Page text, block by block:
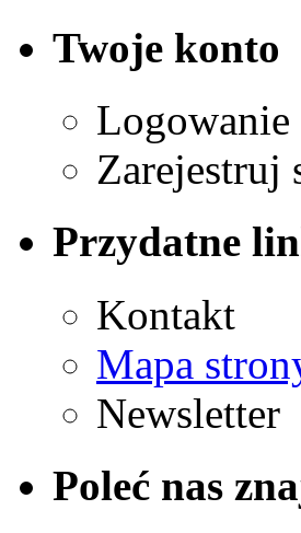
Twoje konto
Logowanie
Zarejestruj
Przydatne
Kontakt
Mapa
Newsletter
Poleć nas